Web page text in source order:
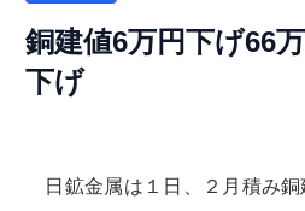
銅建値6万円下げ66
下げ
日鉱金属は１日、２月積み銅